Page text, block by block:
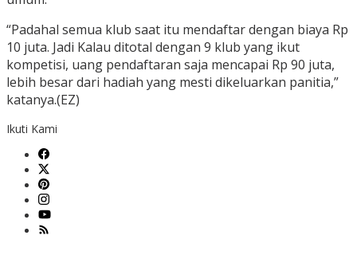
“Padahal semua klub saat itu mendaftar dengan biaya Rp
10 juta. Jadi Kalau ditotal dengan 9 klub yang ikut
kompetisi, uang pendaftaran saja mencapai Rp 90 juta,
lebih besar dari hadiah yang mesti dikeluarkan panitia,”
katanya.(EZ)
Ikuti Kami